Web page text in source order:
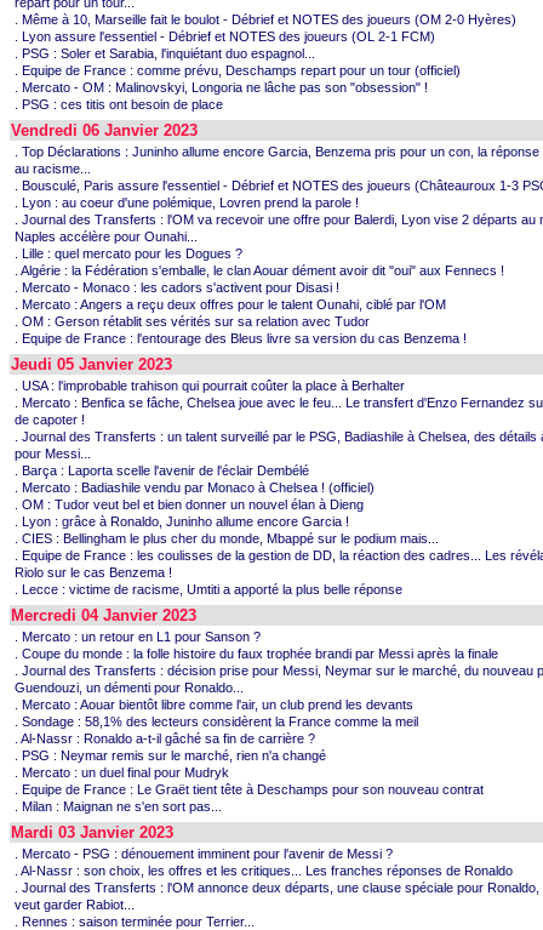
. Même à 10, Marseille fait le boulot - Débrief et NOTES des joueurs (OM 2-0 Hyères)
. Lyon assure l'essentiel - Débrief et NOTES des joueurs (OL 2-1 FCM)
. PSG : Soler et Sarabia, l'inquiétant duo espagnol...
. Equipe de France : comme prévu, Deschamps repart pour un tour (officiel)
. Mercato - OM : Malinovskyi, Longoria ne lâche pas son "obsession" !
. PSG : ces titis ont besoin de place
Vendredi 06 Janvier 2023
. Top Déclarations : Juninho allume encore Garcia, Benzema pris pour un con, la réponse
au racisme...
. Bousculé, Paris assure l'essentiel - Débrief et NOTES des joueurs (Châteauroux 1-3
. Lyon : au coeur d'une polémique, Lovren prend la parole !
. Journal des Transferts : l'OM va recevoir une offre pour Balerdi, Lyon vise 2 départs au
Naples accélère pour Ounahi...
. Lille : quel mercato pour les Dogues ?
. Algérie : la Fédération s'emballe, le clan Aouar dément avoir dit "oui" aux Fennecs !
. Mercato - Monaco : les cadors s'activent pour Disasi !
. Mercato : Angers a reçu deux offres pour le talent Ounahi, ciblé par l'OM
. OM : Gerson rétablit ses vérités sur sa relation avec Tudor
. Equipe de France : l'entourage des Bleus livre sa version du cas Benzema !
Jeudi 05 Janvier 2023
. USA : l'improbable trahison qui pourrait coûter la place à Berhalter
. Mercato : Benfica se fâche, Chelsea joue avec le feu... Le transfert d'Enzo Fernandez
de capoter !
. Journal des Transferts : un talent surveillé par le PSG, Badiashile à Chelsea, des détails
pour Messi...
. Barça : Laporta scelle l'avenir de l'éclair Dembélé
. Mercato : Badiashile vendu par Monaco à Chelsea ! (officiel)
. OM : Tudor veut bel et bien donner un nouvel élan à Dieng
. Lyon : grâce à Ronaldo, Juninho allume encore Garcia !
. CIES : Bellingham le plus cher du monde, Mbappé sur le podium mais...
. Equipe de France : les coulisses de la gestion de DD, la réaction des cadres... Les
Riolo sur le cas Benzema !
. Lecce : victime de racisme, Umtiti a apporté la plus belle réponse
Mercredi 04 Janvier 2023
. Mercato : un retour en L1 pour Sanson ?
. Coupe du monde : la folle histoire du faux trophée brandi par Messi après la finale
. Journal des Transferts : décision prise pour Messi, Neymar sur le marché, du nouveau
Guendouzi, un démenti pour Ronaldo...
. Mercato : Aouar bientôt libre comme l'air, un club prend les devants
. Sondage : 58,1% des lecteurs considèrent la France comme la meil
. Al-Nassr : Ronaldo a-t-il gâché sa fin de carrière ?
. PSG : Neymar remis sur le marché, rien n'a changé
. Mercato : un duel final pour Mudryk
. Equipe de France : Le Graët tient tête à Deschamps pour son nouveau contrat
. Milan : Maignan ne s'en sort pas...
Mardi 03 Janvier 2023
. Mercato - PSG : dénouement imminent pour l'avenir de Messi ?
. Al-Nassr : son choix, les offres et les critiques... Les franches réponses de Ronaldo
. Journal des Transferts : l'OM annonce deux départs, une clause spéciale pour Ronaldo,
veut garder Rabiot...
. Rennes : saison terminée pour Terrier...